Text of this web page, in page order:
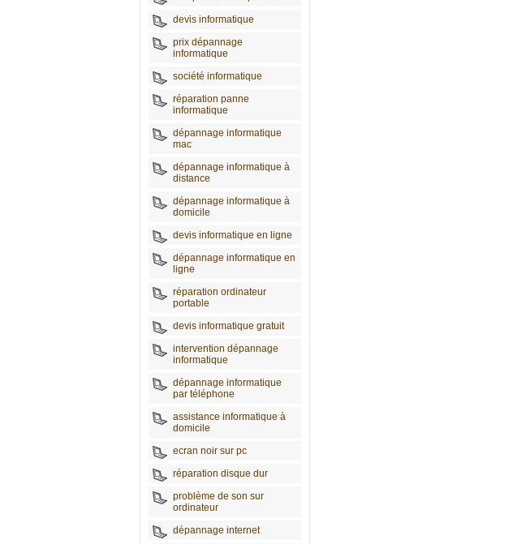
devis informatique
prix dépannage
informatique
société informatique
réparation panne
informatique
dépannage informatique
mac
dépannage informatique à
distance
dépannage informatique à
domicile
devis informatique en ligne
dépannage informatique en
ligne
réparation ordinateur
portable
devis informatique gratuit
intervention dépannage
informatique
dépannage informatique
par téléphone
assistance informatique à
domicile
ecran noir sur pc
réparation disque dur
problème de son sur
ordinateur
dépannage internet